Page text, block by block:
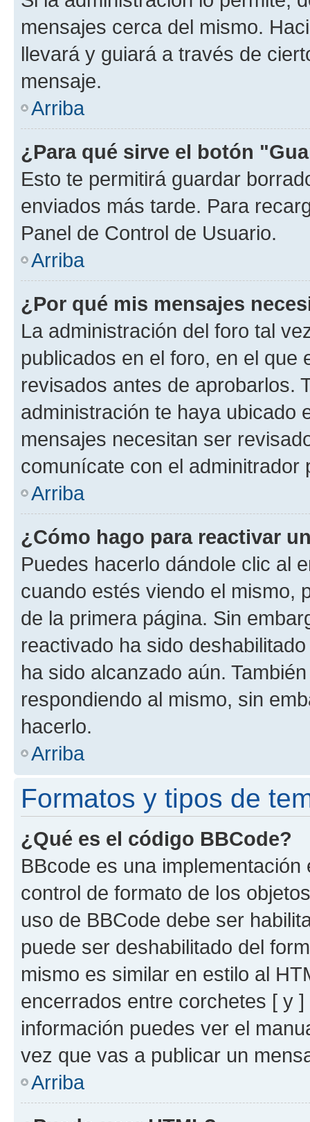
mensajes cerca del mismo.
llevará y guiará a través de
mensaje.
Arriba
¿Para qué sirve el botón
Esto te permitirá guardar
enviados más tarde. Para
Panel de Control de Usuario.
Arriba
¿Por qué mis mensajes
La administración del foro tal
publicados en el foro, en el
revisados antes de aprobarlos.
administración te haya ubicado
mensajes necesitan ser
comunícate con el
Arriba
¿Cómo hago para reactivar
Puedes hacerlo dándole clic al
cuando estés viendo el mismo,
de la primera página. Sin
reactivado ha sido
ha sido alcanzado aún.
respondiendo al mismo, sin
hacerlo.
Arriba
Formatos y tipos de
¿Qué es el código BBCode?
BBcode es una
control de formato de los
uso de BBCode debe ser
puede ser deshabilitado del
mismo es similar en estilo al
encerrados entre corchetes [ y
información puedes ver el
vez que vas a publicar un
Arriba